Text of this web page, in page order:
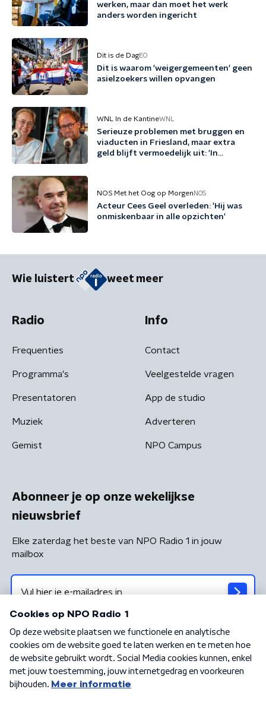
werken, maar dan moet het werk
anders worden ingericht
Dit is de DagEO
Dit is waarom 'weigergemeenten' geen
asielzoekers willen opvangen
WNL In de KantineWNL
Serieuze problemen met bruggen en
viaducten in Friesland, maar extra
geld blijft vermoedelijk uit: 'In
NOS Met het Oog op Morgen NOS
Acteur Cees Geel overleden: 'Hij was
onmiskenbaar in alle opzichten'
Wie luistert weet meer
Radio
Frequenties
Programma's
Presentatoren
Muziek
Gemist
Info
Contact
Veelgestelde vragen
App de studio
Adverteren
NPO Campus
Abonneer je op onze wekelijkse
nieuwsbrief
Elke zaterdag het beste van NPO Radio 1 in jouw
mailbox
Algemene voorwaarden